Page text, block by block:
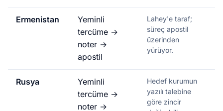
Ermenistan
Yeminli
tercüme →
noter →
apostil
Lahey'e taraf;
süreç apostil
üzerinden
yürüyor.
Rusya
Yeminli
tercüme →
noter →
Hedef kurumun
yazılı talebine
göre zincir